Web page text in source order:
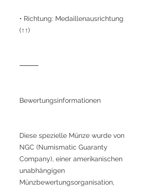
• Richtung: Medaillenausrichtung
(↑↑)
⸻
Bewertungsinformationen
Diese spezielle Münze wurde von
NGC (Numismatic Guaranty
Company), einer amerikanischen
unabhängigen
Münzbewertungsorganisation,